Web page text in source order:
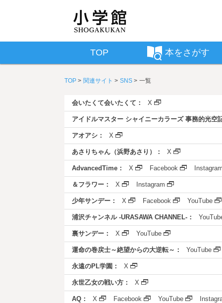
TOP 本をさがす
TOP 関連サイト SNS 一覧
会いたくて会いたくて： X
アイドルマスター シャイニーカラーズ 事務的光空
アオアシ： X
あさりちゃん（浜野あさり）： X
AdvancedTime： X Facebook
＆フラワー： X Instagram
少年サンデー： X Facebook YouTube
浦沢チャンネル -URASAWA CHANNEL-：
裏サンデー： X YouTube
運命の巻戻士～絶望からの大逆転～： YouTube
永遠のPL学園： X
永世乙女の戦い方： X
AQ： X Facebook YouTube